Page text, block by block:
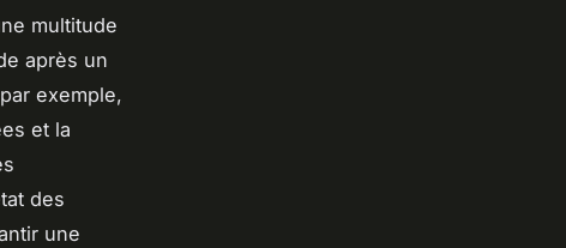
multitude
après un
exemple,
et la
des
une